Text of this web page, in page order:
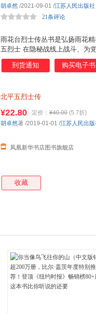
雨花台烈士传丛书是弘扬雨花
五烈士 在隐秘战线上战斗、为
坏在雨花台从容就义的生平故
21条评论
胡卓然 /2021-09-01 /江苏人民出版社
到货通知 购买电子书
北平五烈士传
¥22.80 定价： ¥40.00 (5.7折)
凤凰新华书店图书旗舰店
胡卓然著 /2019-01-01 /江苏人民出
收藏